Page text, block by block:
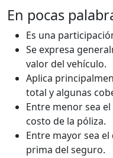
En pocas
Es una
Se expresa
valor del vehículo.
Aplica
total y algunas
Entre menor sea
costo de la póliza.
Entre mayor sea
prima del seguro.